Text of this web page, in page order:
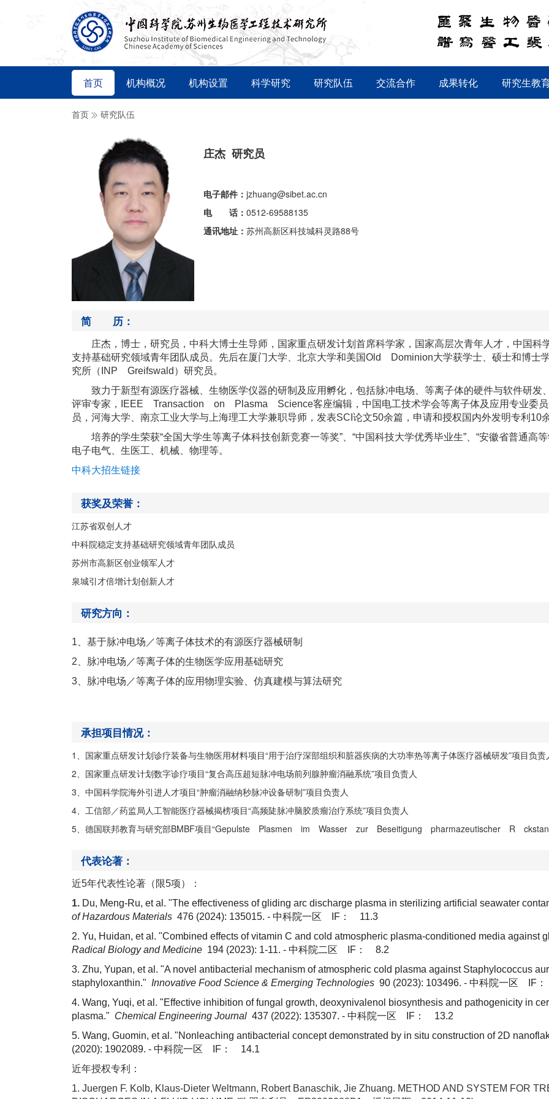
首页 机构概况 机构设置 科学研究 研究队伍 交流合作 成果转化 研究生教
首页 研究队伍
庄杰 研究员
电子邮件： jzhuang@sibet.ac.cn
电 话： 0512-69588135
通讯地址： 苏州高新区科技城科灵路88号
简 历：
庄杰，博士，研究员，中科大博士生导师，国家重点研发计划首席科学家，国家高层次青年人才，中国
支持基础研究领域青年团队成员。先后在厦门大学、北京大学和美国Old Dominion大学获学士、硕士和博士
究所（INP Greifswald）研究员。
致力于新型有源医疗器械、生物医学仪器的研制及应用孵化，包括脉冲电场、等离子体的硬件与软件研
评审专家，IEEE Transaction on Plasma Science客座编辑，中国电工技术学会等离子体及应用专业委员
员，河海大学、南京工业大学与上海理工大学兼职导师，发表SCI论文50余篇，申请和授权国内外发明专利10
培养的学生荣获“全国大学生等离子体科技创新竞赛一等奖”、“中国科技大学优秀毕业生”、“安徽省普通高
电子电气、生医工、机械、物理等。
中科大招生链接
获奖及荣誉：
江苏省双创人才
中科院稳定支持基础研究领域青年团队成员
苏州市高新区创业领军人才
泉城引才倍增计划创新人才
研究方向：
1 、基于脉冲电场 ／等离子体技术的有源医疗器械研制
2 、脉冲电场 ／等离子体的生物医学应用基础研究
3 、脉冲电场 ／等离子体的应用物理实验、仿真建模与算法研究
承担项目情况：
1 、国家重点研发计划诊疗装备与生物医用材料项目“用于治疗深部组织和脏器疾病的大功率热等离子体医疗器械研发”项目负责
2、国家重点研发计划数字诊疗项目“复合高压超短脉冲电场前列腺肿瘤消融系统”项目负责人
3、中国科学院海外引进人才项目“肿瘤消融纳秒脉冲设备研制”项目负责人
4、工信部／药监局人工智能医疗器械揭榜项目“高频陡脉冲脑胶质瘤治疗系统”项目负责人
5、德国联邦教育与研究部BMBF项目“Gepulste Plasmen im Wasser zur Beseitigung pharmazeutischer R
代表论著：
近5年代表性论著（限5项）：
1. Du, Meng-Ru, et al. "The effectiveness of gliding arc discharge plasma in sterilizing artificial seawater
of Hazardous Materials 476 (2024): 135015. - 中科院一区 IF： 11.3
2. Yu, Huidan, et al. "Combined effects of vitamin C and cold atmospheric plasma-conditioned media
Radical Biology and Medicine 194 (2023): 1-11. - 中科院二区 IF： 8.2
3. Zhu, Yupan, et al. "A novel antibacterial mechanism of atmospheric cold plasma against Staphylococcus
staphyloxanthin." Innovative Food Science & Emerging Technologies 90 (2023): 103496. - 中科院一区 IF
4. Wang, Yuqi, et al. "Effective inhibition of fungal growth, deoxynivalenol biosynthesis and pathogenicity in
plasma." Chemical Engineering Journal 437 (2022): 135307. - 中科院一区 IF： 13.2
5. Wang, Guomin, et al. "Nonleaching antibacterial concept demonstrated by in situ construction of 2D
(2020): 1902089. - 中科院一区 IF： 14.1
近年授权专利：
1. Juergen F. Kolb, Klaus-Dieter Weltmann, Robert Banaschik, Jie Zhuang. METHOD AND SYSTEM FOR